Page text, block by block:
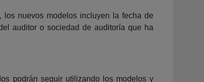
los nuevos modelos incluyen la fecha de
auditor o sociedad de auditoría que ha
podrán seguir utilizando los modelos y